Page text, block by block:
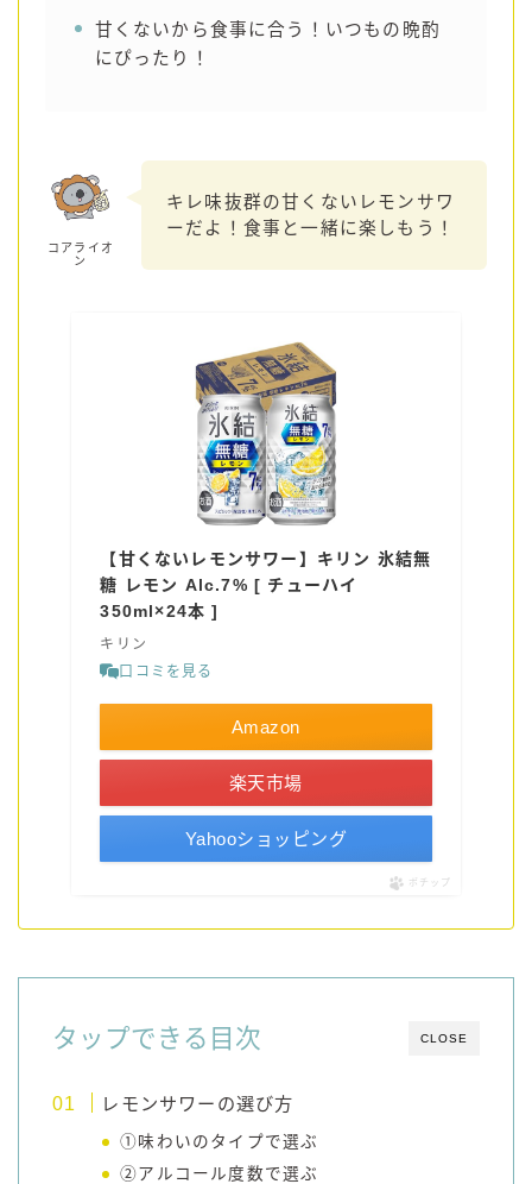
お得情報
Amazon
コラム
運営者情報
甘くないから食事に合う！いつもの晩酌
にぴったり！
コアライオ
ン
キレ味抜群の甘くないレモンサワ
ーだよ！食事と一緒に楽しもう！
【甘くないレモンサワー】キリン 氷結無
糖 レモン Alc.7% [ チューハイ
350ml×24本 ]
キリン
口コミを見る
Amazon
楽天市場
Yahooショッピング
ポチップ
CLOSE
タップできる目次
レモンサワーの選び方
①味わいのタイプで選ぶ
②アルコール度数で選ぶ